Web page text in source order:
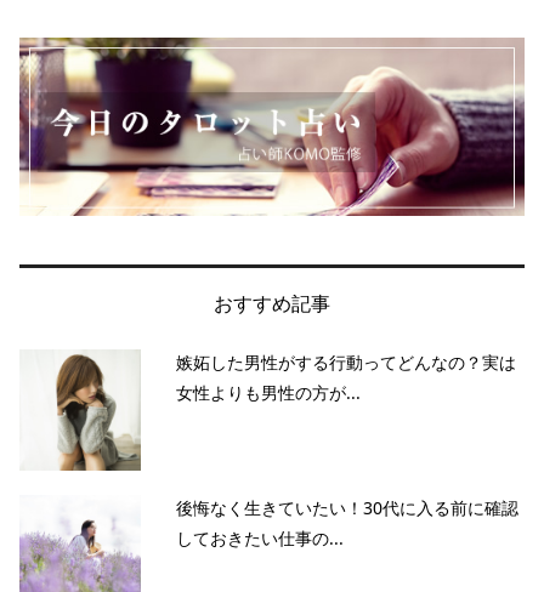
おすすめ記事
嫉妬した男性がする行動ってどんなの？実は
女性よりも男性の方が...
後悔なく生きていたい！30代に入る前に確認
しておきたい仕事の...